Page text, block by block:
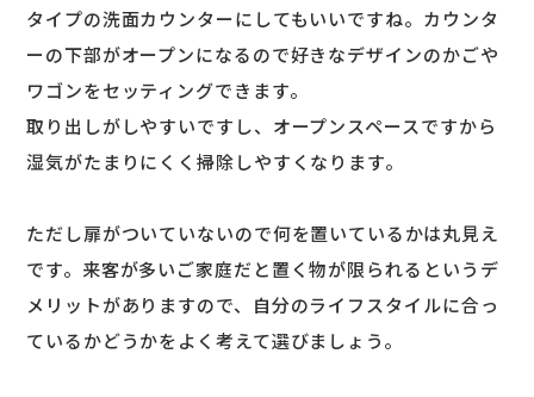
タイプの洗面カウンターにしてもいいですね。カウンタ
ーの下部がオープンになるので好きなデザインのかごや
ワゴンをセッティングできます。
取り出しがしやすいですし、オープンスペースですから
湿気がたまりにくく掃除しやすくなります。
ただし扉がついていないので何を置いているかは丸見え
です。来客が多いご家庭だと置く物が限られるというデ
メリットがありますので、自分のライフスタイルに合っ
ているかどうかをよく考えて選びましょう。